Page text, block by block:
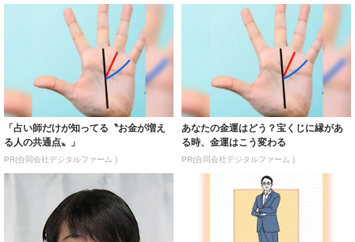
「占い師だけが知ってる〝お金が増え
る人の共通点〟」
PR(合同会社デジタルファーム )
あなたの金運はどう？宝くじに縁があ
る時、金運はこう変わる
PR(合同会社デジタルファーム )